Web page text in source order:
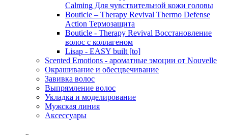
Calming Для чувствительной кожи головы
Bouticle – Therapy Revival Thermo Defense
Action Термозащита
Bouticle - Therapy Revival Восстановление
волос с коллагеном
Lisap - EASY built [to]
Scented Emotions - ароматные эмоции от Nouvelle
Окрашивание и обесцвечивание
Завивка волос
Выпрямление волос
Укладка и моделирование
Мужская линия
Аксессуары